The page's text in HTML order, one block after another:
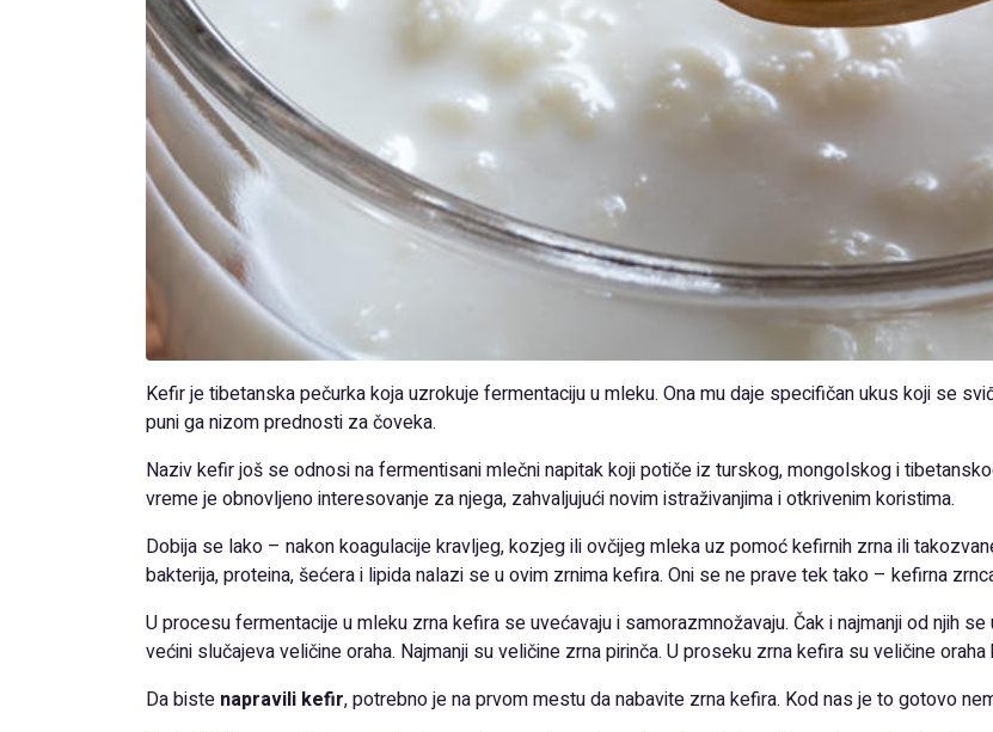
Kefir je tibetanska pečurka koja uzrokuje fermentaciju u mleku. Ona mu daje specifičan ukus koji se
puni ga nizom prednosti za čoveka.
Naziv kefir još se odnosi na fermentisani mlečni napitak koji potiče iz turskog, mongolskog i
vreme je obnovljeno interesovanje za njega, zahvaljujući novim istraživanjima i otkrivenim koristima.
Dobija se lako – nakon koagulacije kravljeg, kozjeg ili ovčijeg mleka uz pomoć kefirnih zrna ili
bakterija, proteina, šećera i lipida nalazi se u ovim zrnima kefira. Oni se ne prave tek tako – kefirna
U procesu fermentacije u mleku zrna kefira se uvećavaju i samorazmnožavaju. Čak i najmanji od njih
većini slučajeva veličine oraha. Najmanji su veličine zrna pirinča. U proseku zrna kefira su veličine
Da biste napravili kefir, potrebno je na prvom mestu da nabavite zrna kefira. Kod nas je to gotovo